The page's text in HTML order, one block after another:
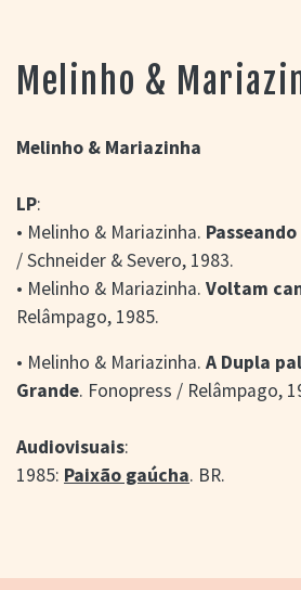
PORTAL DO
CINEMA GAÚCHO
> BUSCA AVANÇADA
CINEASTAS
> DISCOGRAFIAS
> BIBLIOGRAFIAS
CONTATO E
LOCALIZAÇÃO
Melinho &
Melinho & Mariazinha
LP:
• Melinho & Mariazinha.
/ Schneider & Severo, 1983.
• Melinho & Mariazinha. Voltam
Relâmpago, 1985.
• Melinho & Mariazinha. A Dupla
Grande. Fonopress / Relâmpago,
Audiovisuais:
1985: Paixão gaúcha. BR.